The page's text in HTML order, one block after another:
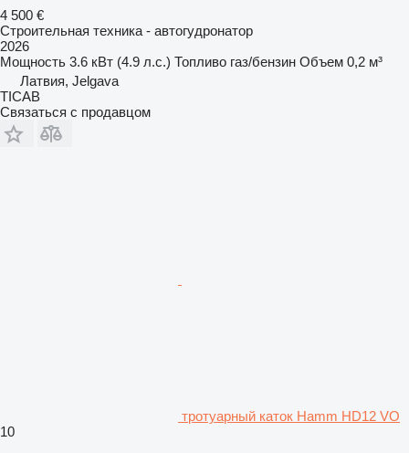
4 500 €
Строительная техника - автогудронатор
2026
Мощность 3.6 кВт (4.9 л.с.) Топливо газ/бензин Объем 0,2 м³
Латвия, Jelgava
ТІСАВ
Связаться с продавцом
тротуарный каток Hamm HD12 VO
10